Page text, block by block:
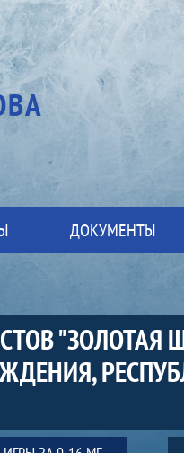
ДОКУМЕНТЫ
"ЗОЛОТАЯ